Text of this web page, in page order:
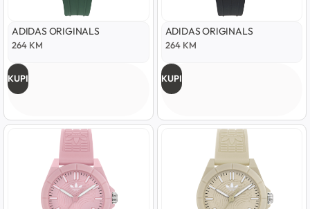
ADIDAS ORIGINALS
264 KM
KUPI
ADIDAS ORIGINALS
264 KM
KUPI